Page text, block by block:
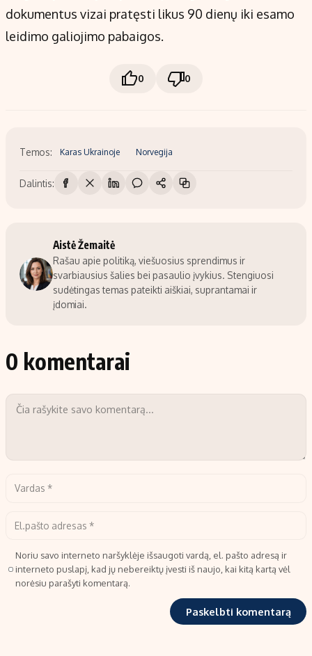
dokumentus vizai pratęsti likus 90 dienų iki esamo
leidimo galiojimo pabaigos.
0 0
Temos: Karas Ukrainoje Norvegija
Dalintis:
Aistė Žemaitė
Rašau apie politiką, viešuosius sprendimus ir
svarbiausius šalies bei pasaulio įvykius. Stengiuosi
sudėtingas temas pateikti aiškiai, suprantamai ir
įdomiai.
0 komentarai
Noriu savo interneto naršyklėje išsaugoti vardą, el. pašto adresą ir
interneto puslapį, kad jų nebereiktų įvesti iš naujo, kai kitą kartą vėl
norėsiu parašyti komentarą.